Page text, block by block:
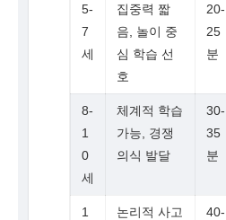
5-
7
세
집중력 짧
음, 놀이 중
심 학습 선
호
20-
25
분
8-
1
0
세
체계적 학습
가능, 경쟁
의식 발달
30-
35
분
1
논리적 사고
40-